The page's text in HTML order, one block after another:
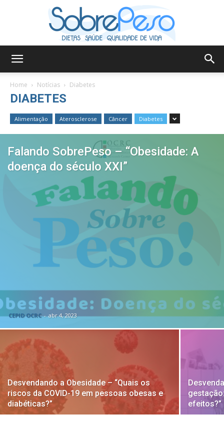
Peso
Home Notícias Diabetes
DIABETES
Alimentação Aterosclerose Câncer Diabetes
Falando SobrePeso – “Obesidade: A
doença do século XXI”
CEPID OCRC - abr 4, 2023
Desvendando a Obesidade – “Quais os
riscos da COVID-19 em pessoas obesas e
diabéticas?”
efeitos?”